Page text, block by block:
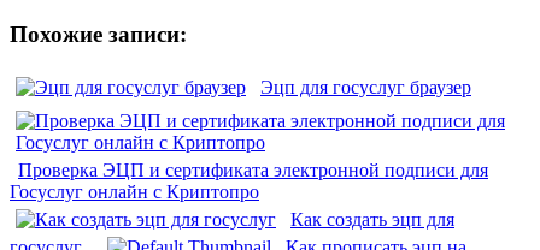
Похожие записи:
Эцп для госуслуг браузер
Проверка ЭЦП и сертификата электронной подписи для
Госуслуг онлайн с Криптопро
Как создать эцп для